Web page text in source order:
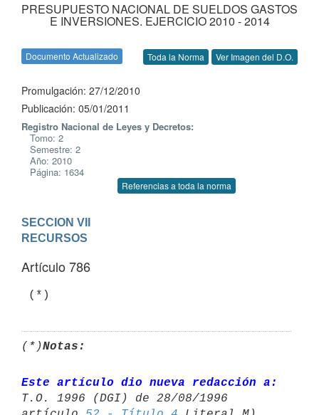
PRESUPUESTO NACIONAL DE SUELDOS GASTOS
E INVERSIONES. EJERCICIO 2010 - 2014
Documento Actualizado Toda la Norma Ver Imagen del D.O.
Promulgación: 27/12/2010
Publicación: 05/01/2011
Registro Nacional de Leyes y Decretos:
Tomo: 2
Semestre: 2
Año: 2010
Página: 1634
Referencias a toda la norma
SECCION VII
RECURSOS
Artículo 786
(*)
(*)Notas:
Este artículo dio nueva redacción a:
T.O. 1996 (DGI) de 28/08/1996